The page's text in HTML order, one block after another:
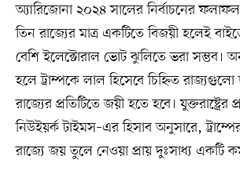
অ্যারিজোনা ২০২৪ সালের নির্বাচনের
তিন রাজ্যের মাত্র একটিতে বিজয়ী হলেই
বেশি ইলেক্টোরাল ভোট ঝুলিতে ভরা সম্ভব।
হলে ট্রাম্পকে লাল হিসেবে চিহ্নিত
রাজ্যের প্রতিটিতে জয়ী হতে হবে। যুক্তরাষ্ট্রের
নিউইয়র্ক টাইমস–এর হিসাব অনুসারে,
রাজ্যে জয় তুলে নেওয়া প্রায় দুঃসাধ্য একটি